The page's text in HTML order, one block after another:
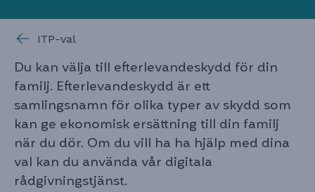
ITP-val
Du kan välja till efterlevandeskydd för din
familj. Efterlevandeskydd är ett
samlingsnamn för olika typer av skydd som
kan ge ekonomisk ersättning till din familj
när du dör. Om du vill ha ha hjälp med dina
val kan du använda vår digitala
rådgivningstjänst.